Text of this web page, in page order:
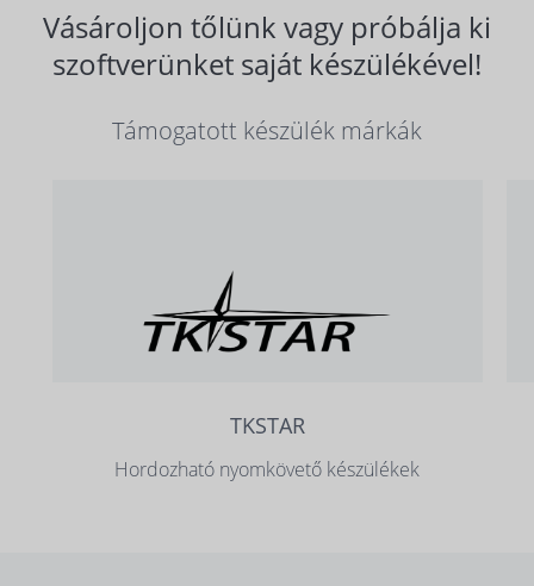
Vásároljon tőlünk vagy próbálja ki
szoftverünket saját készülékével!
Támogatott készülék márkák
TKSTAR
Hordozható nyomkövető készülékek